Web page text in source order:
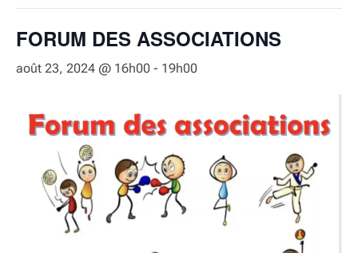
FORUM DES ASSOCIATIONS
août 23, 2024 @ 16h00 - 19h00